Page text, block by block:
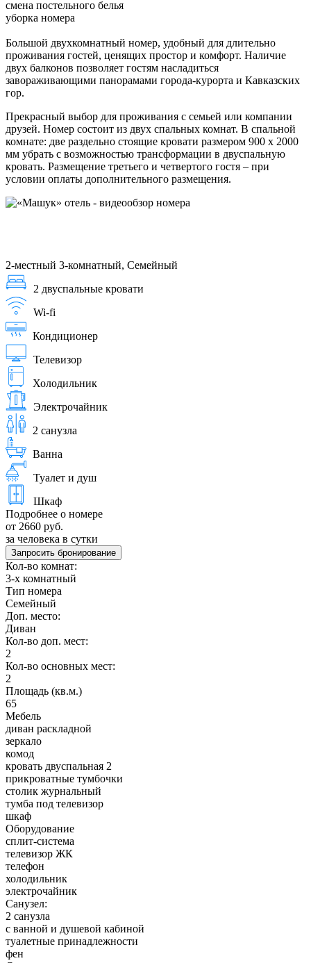
смена постельного белья
уборка номера
Большой двухкомнатный номер, удобный для длительно
проживания гостей, ценящих простор и комфорт. Наличие
двух балконов позволяет гостям насладиться
завораживающими панорамами города-курорта и Кавказских
гор.
Прекрасный выбор для проживания с семьей или компании
друзей. Номер состоит из двух спальных комнат. В спальной
комнате: две раздельно стоящие кровати размером 900 х 2000
мм убрать с возможностью трансформации в двуспальную
кровать. Размещение третьего и четвертого гостя – при
условии оплаты дополнительного размещения.
2-местный 3-комнатный, Семейный
2 двуспальные кровати
Wi-fi
Кондиционер
Телевизор
Холодильник
Электрочайник
2 санузла
Ванна
Туалет и душ
Шкаф
Подробнее о номере
от 2660 руб.
за человека в сутки
Запросить бронирование
Кол-во комнат:
3-х комнатный
Тип номера
Семейный
Доп. место:
Диван
Кол-во доп. мест:
2
Кол-во основных мест:
2
Площадь (кв.м.)
65
Мебель
диван раскладной
зеркало
комод
кровать двуспальная 2
прикроватные тумбочки
столик журнальный
тумба под телевизор
шкаф
Оборудование
сплит-система
телевизор ЖК
телефон
холодильник
электрочайник
Санузел:
2 санузла
с ванной и душевой кабиной
туалетные принадлежности
фен